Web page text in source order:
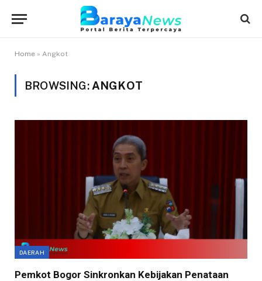
Home » Angkot
BROWSING: ANGKOT
DAERAH
Pemkot Bogor Sinkronkan Kebijakan Penataan